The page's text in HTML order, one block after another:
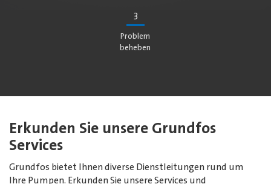
3
Problem
beheben
Erkunden Sie unsere Grundfos
Services
Grundfos bietet Ihnen diverse Dienstleitungen rund um
Ihre Pumpen. Erkunden Sie unsere Services und